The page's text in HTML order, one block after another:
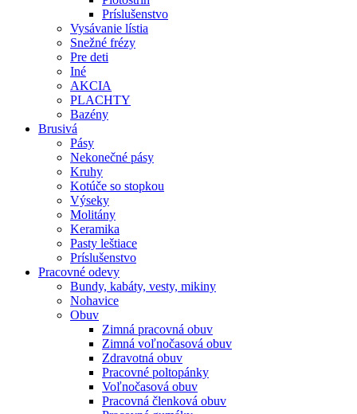
Príslušenstvo
Vysávanie lístia
Snežné frézy
Pre deti
Iné
AKCIA
PLACHTY
Bazény
Brusivá
Pásy
Nekonečné pásy
Kruhy
Kotúče so stopkou
Výseky
Molitány
Keramika
Pasty leštiace
Príslušenstvo
Pracovné odevy
Bundy, kabáty, vesty, mikiny
Nohavice
Obuv
Zimná pracovná obuv
Zimná voľnočasová obuv
Zdravotná obuv
Pracovné poltopánky
Voľnočasová obuv
Pracovná členková obuv